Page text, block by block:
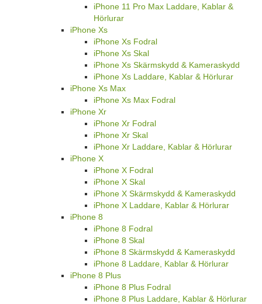
iPhone 11 Pro Max Laddare, Kablar &
Hörlurar
iPhone Xs
iPhone Xs Fodral
iPhone Xs Skal
iPhone Xs Skärmskydd & Kameraskydd
iPhone Xs Laddare, Kablar & Hörlurar
iPhone Xs Max
iPhone Xs Max Fodral
iPhone Xr
iPhone Xr Fodral
iPhone Xr Skal
iPhone Xr Laddare, Kablar & Hörlurar
iPhone X
iPhone X Fodral
iPhone X Skal
iPhone X Skärmskydd & Kameraskydd
iPhone X Laddare, Kablar & Hörlurar
iPhone 8
iPhone 8 Fodral
iPhone 8 Skal
iPhone 8 Skärmskydd & Kameraskydd
iPhone 8 Laddare, Kablar & Hörlurar
iPhone 8 Plus
iPhone 8 Plus Fodral
iPhone 8 Plus Laddare, Kablar & Hörlurar